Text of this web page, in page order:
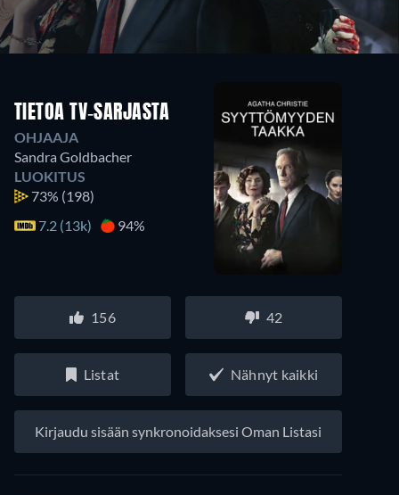
TIETOA TV-SARJASTA
OHJAAJA
Sandra Goldbacher
LUOKITUS
73% (198)
7.2 (13k)
94%
156 42
Listat Nähnyt kaikki
Kirjaudu sisään synkronoidaksesi Oman Listasi